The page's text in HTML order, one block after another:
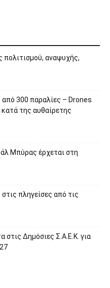
πολιτισμού, αναψυχής,
από 300 παραλίες – Drones
κατά της αυθαίρετης
Μπύρας έρχεται στη
πληγείσες από τις
στις Δημόσιες Σ.Α.Ε.Κ. για